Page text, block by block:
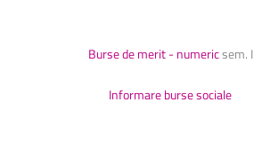
Burse de merit - numericsem. I
Informare burse sociale